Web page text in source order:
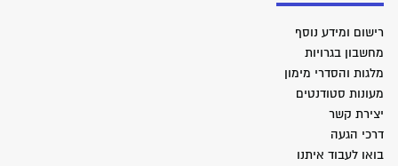
רישום ומידע נוסף
מחשבון בגרויות
מלגות והסדרי מימון
מעונות סטודנטים
יצירת קשר
דרכי הגעה
בואו לעבוד איתנו